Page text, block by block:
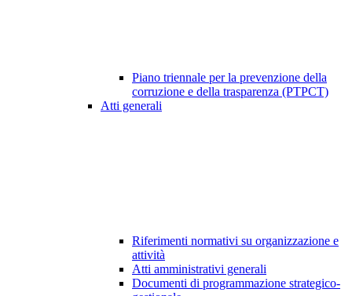
Piano triennale per la prevenzione della
corruzione e della trasparenza (PTPCT)
Atti generali
Riferimenti normativi su organizzazione e
attività
Atti amministrativi generali
Documenti di programmazione strategico-